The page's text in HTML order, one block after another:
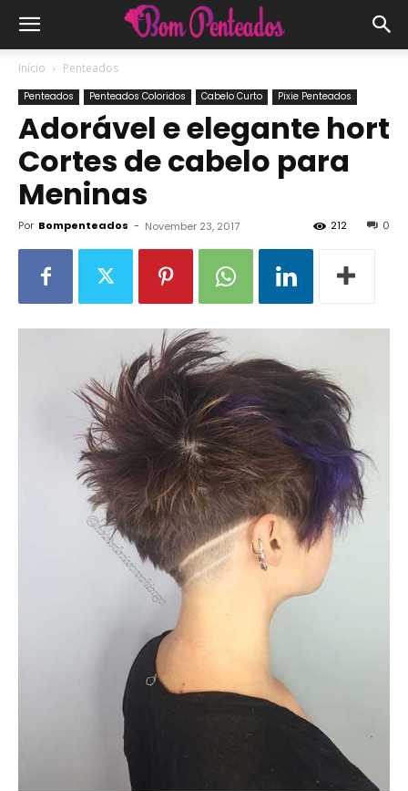
Início Penteados
Penteados Penteados Coloridos Cabelo Curto Pixie Penteados
Adorável e elegante hort
Cortes de cabelo para
Meninas
Por Bompenteados - November 23, 2017 0
212